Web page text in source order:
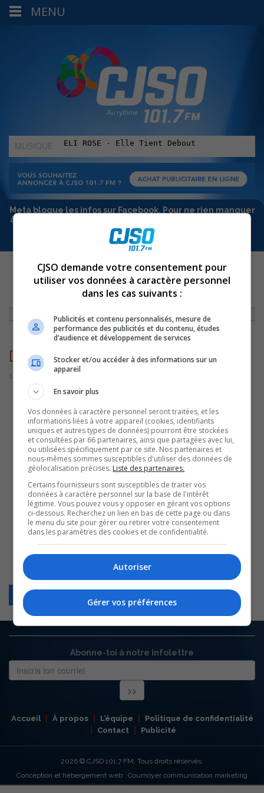
MUSIQUE
:
Meta bloque les infos sur Facebook. Pour ne rien manquer
à Sorel-Tracy et la région, abonne-toi à notre infolettre :
ACTUALITÉS »ÉMOND SE RÉJOUIT DE L’INVESTISSEMENT DE
81,3 M$ POUR LA FORMATION PROFESSIONNELLE»
DrainvilleÉmond
14 février 2023 | Par Sylvain Rochon
Retour
Abonne-toi à notre infolettre
Accueil À propos L’équipe
Politique de confidentialité
Contact
Publicité
2026 © CJSO 101,7 FM. Tous droits réservés.
Conception et hébergement web : Cournoyer communication marketing
MENU
CJSO demande votre consentement pour
utiliser vos données à caractère personnel
dans les cas suivants :
Publicités et contenu personnalisés, mesure de
performance des publicités et du contenu, études
d’audience et développement de services
Stocker et/ou accéder à des informations sur un
appareil
En savoir plus
Vos données à caractère personnel seront traitées, et les
informations liées à votre appareil (cookies, identifiants
uniques et autres types de données) pourront être stockées
et consultées par 66 partenaires, ainsi que partagées avec lui,
ou utilisées spécifiquement par ce site. Nos partenaires et
nous-mêmes sommes susceptibles d'utiliser des données de
géolocalisation précises. Liste des partenaires.
Certains fournisseurs sont susceptibles de traiter vos
données à caractère personnel sur la base de l'intérêt
légitime. Vous pouvez vous y opposer en gérant vos options
ci-dessous. Recherchez un lien en bas de cette page ou dans
le menu du site pour gérer ou retirer votre consentement
dans les paramètres des cookies et de confidentialité.
Autoriser
Gérer vos préférences